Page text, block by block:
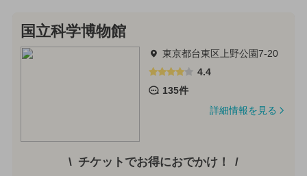
国立科学博物館
東京都台東区上野公園7-20
4.4
135件
詳細情報を見る
チケットでお得におでかけ！